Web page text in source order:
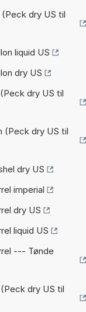
dry US til
liquid US
dry US
dry US til
(Peck dry US til
dry US
imperial
dry US
liquid US
--- Tønde
dry US til